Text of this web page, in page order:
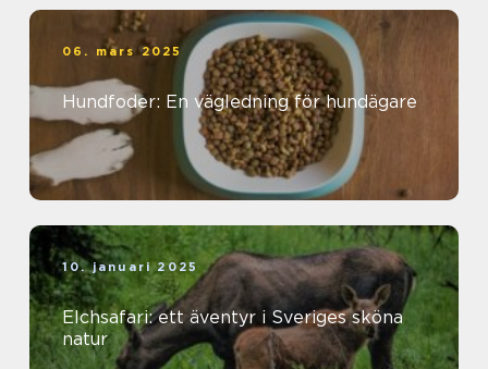
06. mars 2025
Hundfoder: En vägledning för hundägare
10. januari 2025
Elchsafari: ett äventyr i Sveriges sköna
natur